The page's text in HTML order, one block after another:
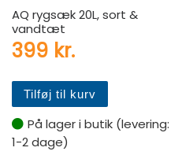
AQ rygsæk 20L, sort &
vandtæt
399 kr.
Tilføj til kurv
På lager i butik (levering:
1-2 dage)